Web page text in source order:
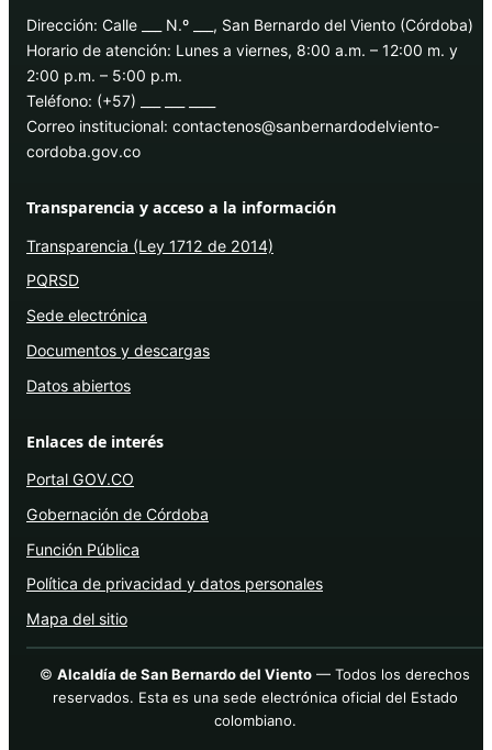
Dirección: Calle ___ N.º ___, San Bernardo del Viento (Córdoba)
Horario de atención: Lunes a viernes, 8:00 a.m. – 12:00 m. y
2:00 p.m. – 5:00 p.m.
Teléfono: (+57) ___ ___ ____
Correo institucional: contactenos@sanbernardodelviento-
cordoba.gov.co
Transparencia y acceso a la información
Transparencia (Ley 1712 de 2014)
PQRSD
Sede electrónica
Documentos y descargas
Datos abiertos
Enlaces de interés
Portal GOV.CO
Gobernación de Córdoba
Función Pública
Política de privacidad y datos personales
Mapa del sitio
© Alcaldía de San Bernardo del Viento — Todos los derechos
reservados. Esta es una sede electrónica oficial del Estado
colombiano.